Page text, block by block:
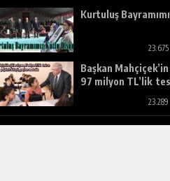
Kurtuluş
Başkan
97 milyon TL’lik